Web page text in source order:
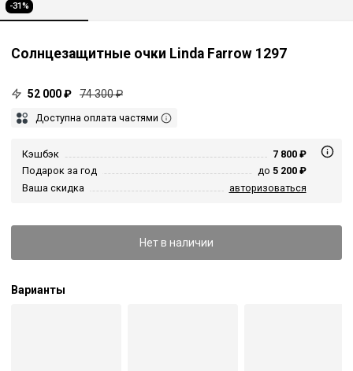
-31%
Солнцезащитные очки Linda Farrow 1297
52 000 ₽ 74 300 ₽
Доступна оплата частями
Кэшбэк
7 800 ₽
Подарок за год
до 5 200 ₽
Ваша скидка
авторизоваться
Нет в наличии
Варианты